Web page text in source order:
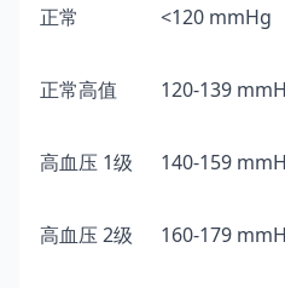
正常 <120 mmHg
正常高值 120-139
高血压 1级 140-159
高血压 2级 160-179